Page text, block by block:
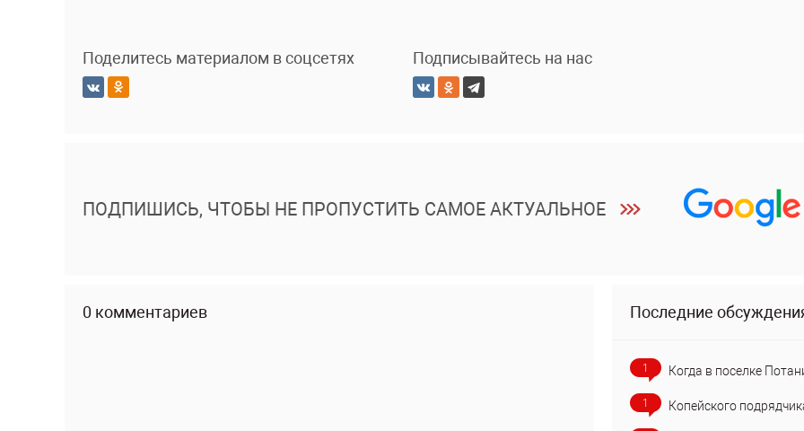
Поделитесь материалом в соцсетях Подписывайтесь на нас
ПОДПИШИСЬ, ЧТОБЫ НЕ ПРОПУСТИТЬ САМОЕ АКТУАЛЬНОЕ
0 комментариев Последние
1 Когда в поселке
1 Копейского